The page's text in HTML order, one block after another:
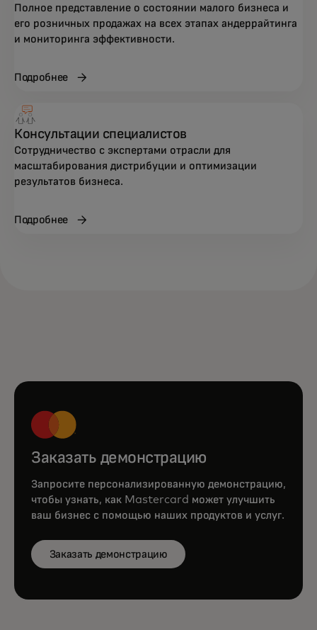
Полное представление о состоянии малого бизнеса и
его розничных продажах на всех этапах андеррайтинга
и мониторинга эффективности.
Подробнее
Консультации специалистов
Сотрудничество с экспертами отрасли для
масштабирования дистрибуции и оптимизации
результатов бизнеса.
Подробнее
Заказать демонстрацию
Запросите персонализированную демонстрацию,
чтобы узнать, как Mastercard может улучшить
ваш бизнес с помощью наших продуктов и услуг.
Заказать демонстрацию